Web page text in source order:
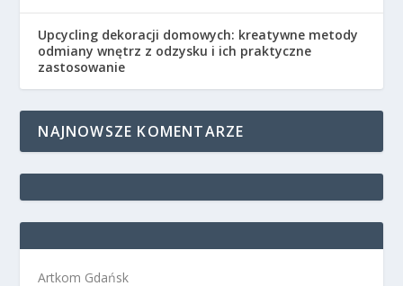
Upcycling dekoracji domowych: kreatywne metody
odmiany wnętrz z odzysku i ich praktyczne
zastosowanie
NAJNOWSZE KOMENTARZE
Artkom Gdańsk